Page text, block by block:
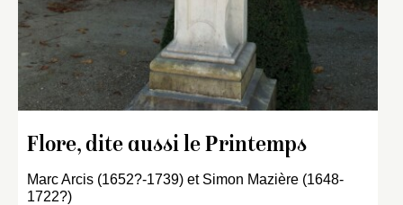
Flore, dite aussi le Printemps
Marc Arcis (1652?-1739) et Simon Mazière (1648-
1722?)